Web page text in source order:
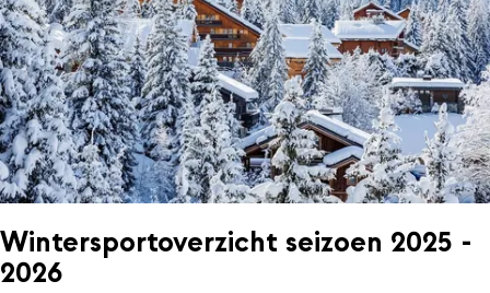
Wintersportoverzicht seizoen 2025 -
2026